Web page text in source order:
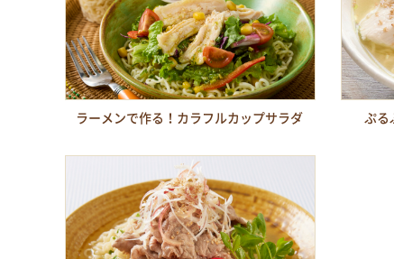
ラーメンで作る！カラフルカップサラダ ぷる